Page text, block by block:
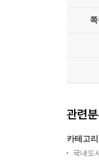
관련
카테고
국내도